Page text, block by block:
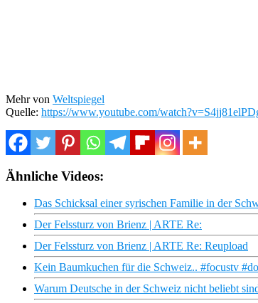
Mehr von Weltspiegel
Quelle: https://www.youtube.com/
Ähnliche Videos:
Das Schicksal einer syrischen Familie in der
Der Felssturz von Brienz | ARTE Re:
Der Felssturz von Brienz | ARTE Re: Reupload
Kein Baumkuchen für die Schweiz.. #focustv
Warum Deutsche in der Schweiz nicht beliebt